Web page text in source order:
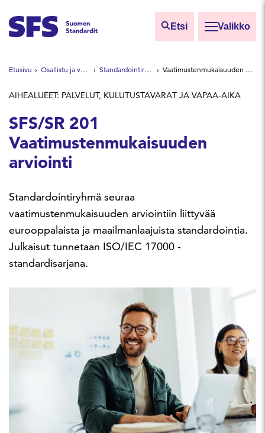
Etsi Valikko
Etsi sivuilta
Hae hakutermillä
Etusivu Osallistu ja vaikuta Standardointiryhmät Vaatimustenmukaisuuden arviointi
AIHEALUEET: PALVELUT, KULUTUSTAVARAT JA VAPAA-AIKA
SFS/SR 201
Vaatimustenmukaisuuden
arviointi
Standardointiryhmä seuraa
vaatimustenmukaisuuden arviointiin liittyvää
eurooppalaista ja maailmanlaajuista standardointia.
Julkaisut tunnetaan ISO/IEC 17000 -
standardisarjana.